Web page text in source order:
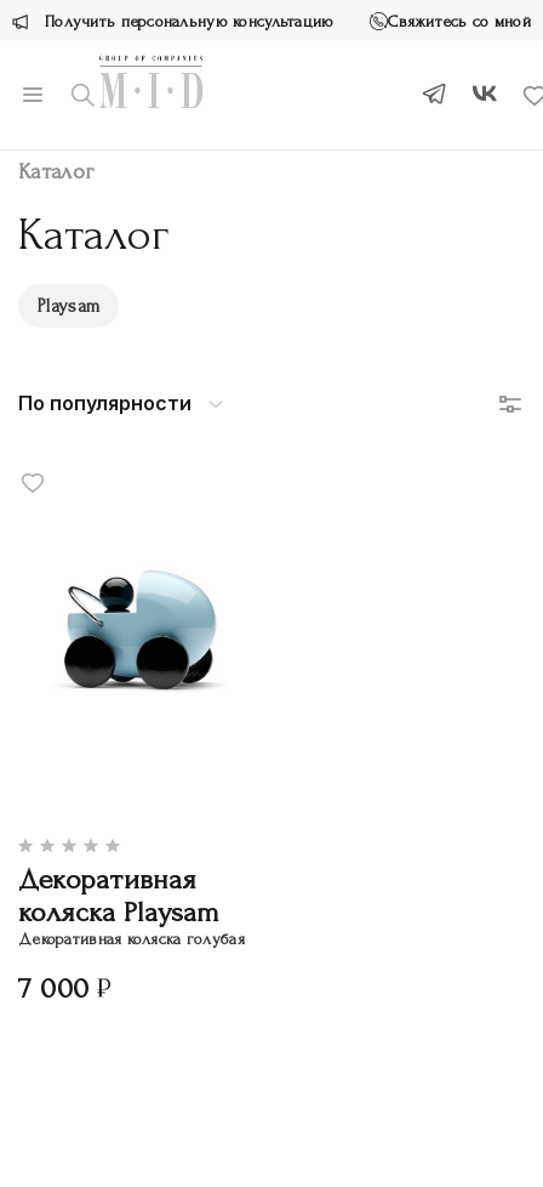
Получить персональную консультацию Свяжитесь со мной
Каталог
Каталог
Playsam
По популярности
Декоративная
коляска Playsam
Декоративная коляска голубая
7 000